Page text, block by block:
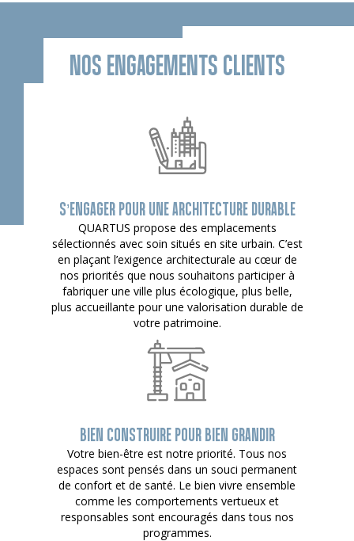
NOS ENGAGEMENTS CLIENTS
S’ENGAGER POUR UNE ARCHITECTURE DURABLE
QUARTUS propose des emplacements
sélectionnés avec soin situés en site urbain. C’est
en plaçant l’exigence architecturale au cœur de
nos priorités que nous souhaitons participer à
fabriquer une ville plus écologique, plus belle,
plus accueillante pour une valorisation durable de
votre patrimoine.
BIEN CONSTRUIRE POUR BIEN GRANDIR
Votre bien-être est notre priorité. Tous nos
espaces sont pensés dans un souci permanent
de confort et de santé. Le bien vivre ensemble
comme les comportements vertueux et
responsables sont encouragés dans tous nos
programmes.